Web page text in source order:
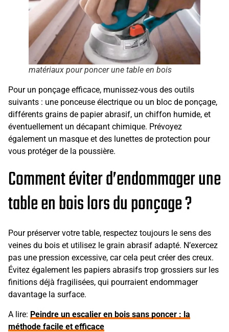
matériaux pour poncer une table en bois
Pour un ponçage efficace, munissez-vous des outils
suivants : une ponceuse électrique ou un bloc de ponçage,
différents grains de papier abrasif, un chiffon humide, et
éventuellement un décapant chimique. Prévoyez
également un masque et des lunettes de protection pour
vous protéger de la poussière.
Comment éviter d’endommager une
table en bois lors du ponçage ?
Pour préserver votre table, respectez toujours le sens des
veines du bois et utilisez le grain abrasif adapté. N’exercez
pas une pression excessive, car cela peut créer des creux.
Évitez également les papiers abrasifs trop grossiers sur les
finitions déjà fragilisées, qui pourraient endommager
davantage la surface.
A lire: Peindre un escalier en bois sans poncer : la
méthode facile et efficace